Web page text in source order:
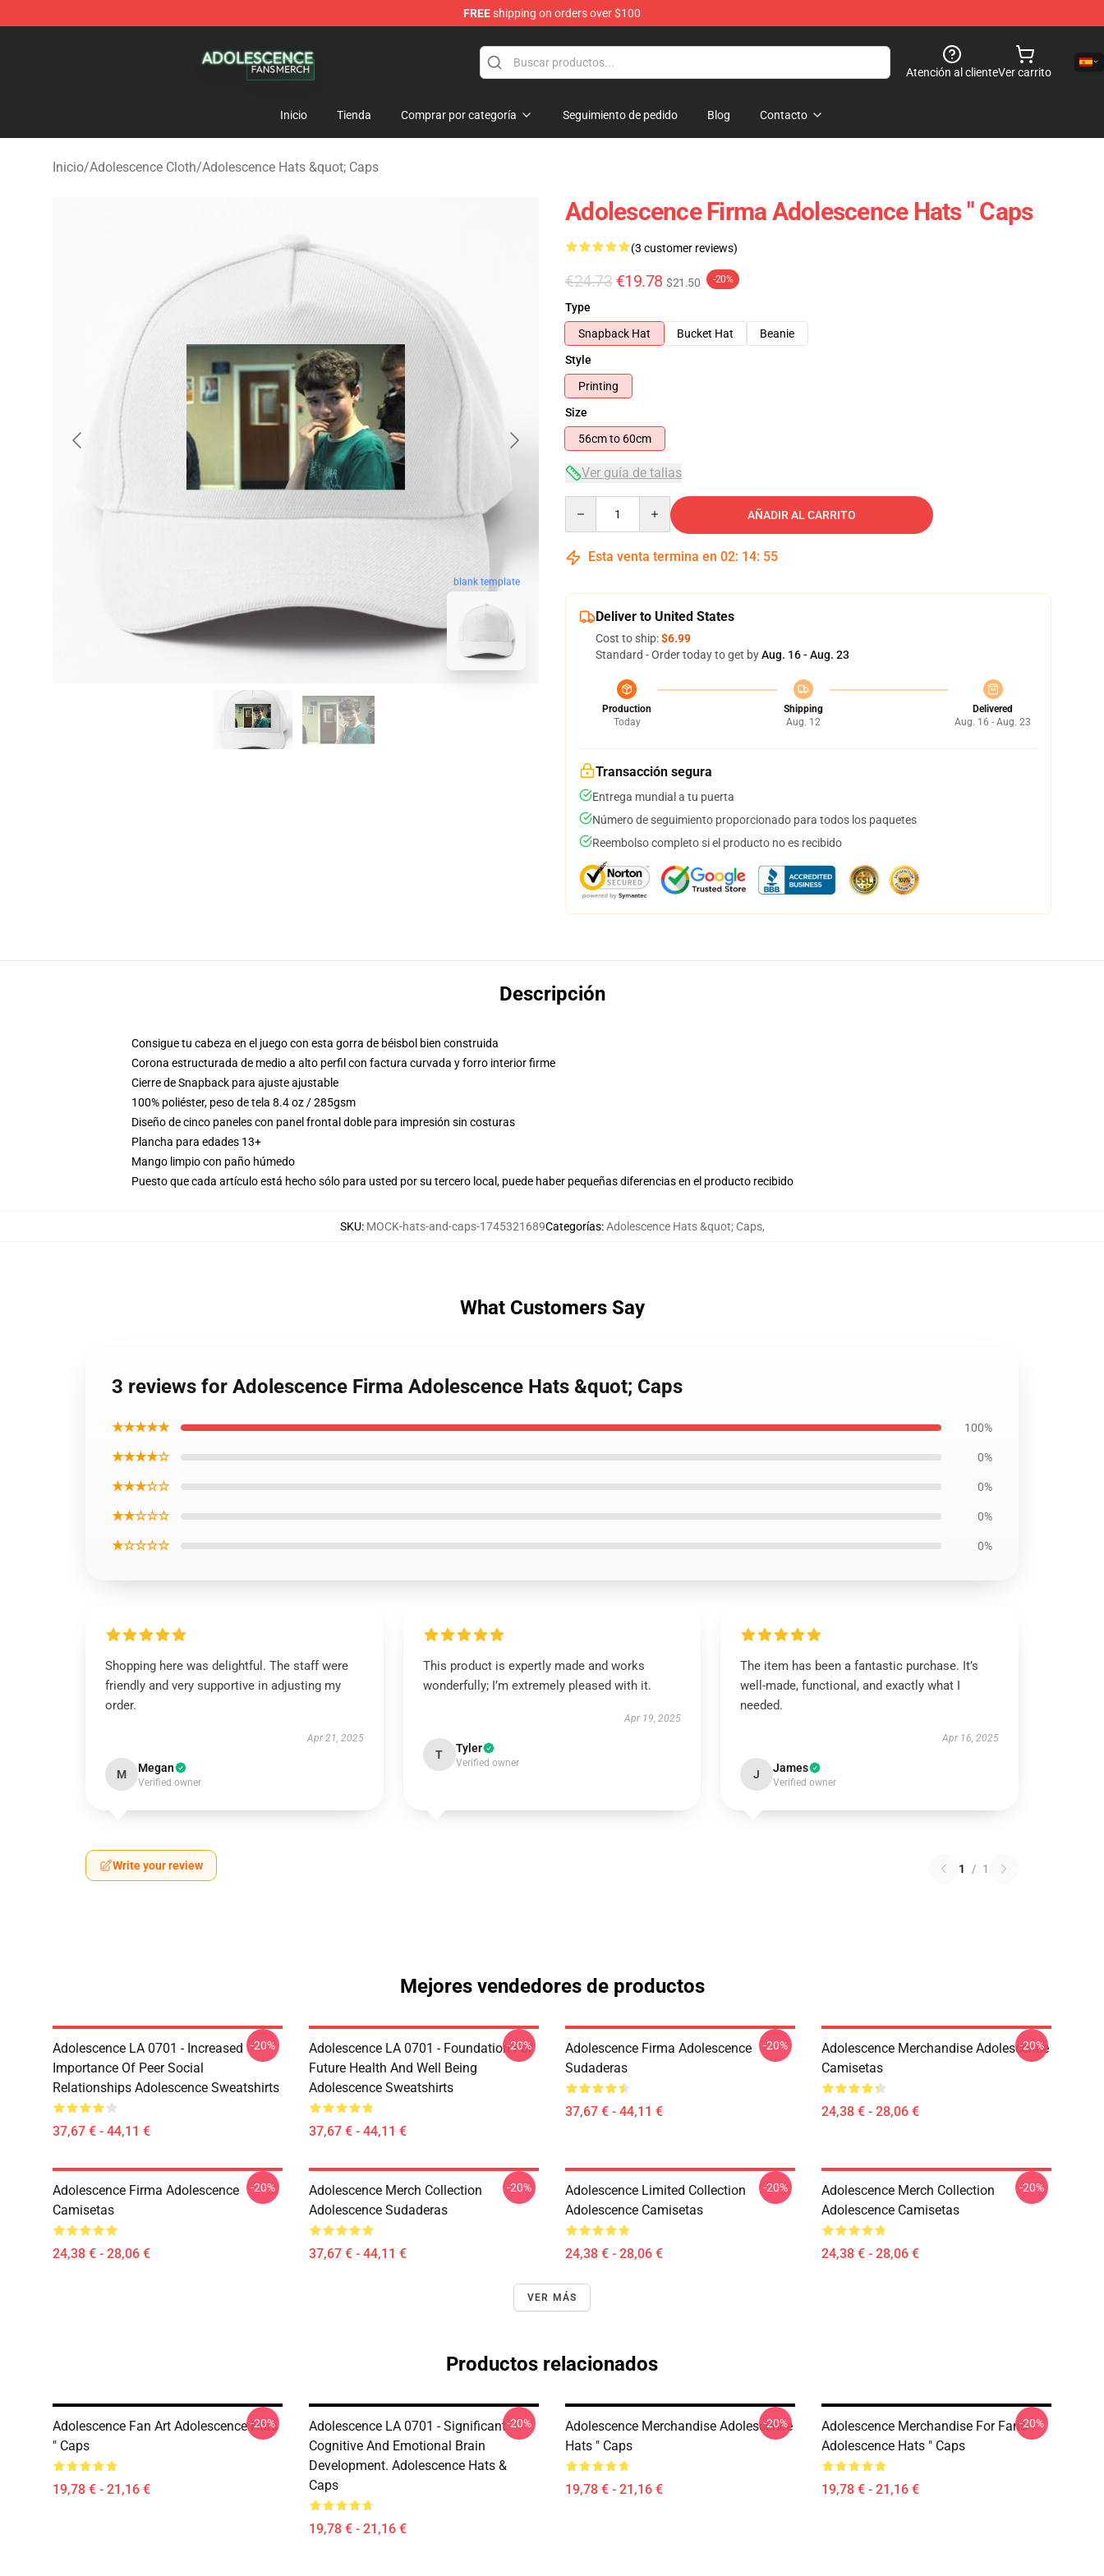
FREEshipping on orders over $100
Atención al clienteVer carrito
Inicio Tienda Comprar por categoría Seguimiento de pedido Blog Contacto
Inicio/Adolescence Cloth/Adolescence Hats &quot; Caps
blank template
Adolescence Firma Adolescence Hats " Caps
(3 customer reviews)
€24.73 €19.78 $21.50 -20%
Type
Snapback Hat
Bucket Hat
Beanie
Style
Printing
Size
56cm to 60cm
Ver guía de tallas
AÑADIR AL CARRITO
Esta venta termina en 02: 14: 54
Deliver to United States
Cost to ship:$6.99
Standard - Order today to get byAug. 16 - Aug. 23
Production
Today
Shipping
Aug. 12
Delivered
Aug. 16 - Aug. 23
Transacción segura
Entrega mundial a tu puerta
Número de seguimiento proporcionado para todos los paquetes
Reembolso completo si el producto no es recibido
Descripción
Consigue tu cabeza en el juego con esta gorra de béisbol bien construida
Corona estructurada de medio a alto perfil con factura curvada y forro interior firme
Cierre de Snapback para ajuste ajustable
100% poliéster, peso de tela 8.4 oz / 285gsm
Diseño de cinco paneles con panel frontal doble para impresión sin costuras
Plancha para edades 13+
Mango limpio con paño húmedo
Puesto que cada artículo está hecho sólo para usted por su tercero local, puede haber pequeñas diferencias en el producto recibido
SKU: MOCK-hats-and-caps-1745321689Categorías:Adolescence Hats &quot; Caps,
What Customers Say
3 reviews for Adolescence Firma Adolescence Hats &quot; Caps
★★★★★ 100%
★★★★☆ 0%
★★★☆☆ 0%
★★☆☆☆ 0%
★☆☆☆☆ 0%
Shopping here was delightful. The staff were
friendly and very supportive in adjusting my
order.
Apr 21, 2025
M Megan
Verified owner
This product is expertly made and works
wonderfully; I’m extremely pleased with it.
Apr 19, 2025
T Tyler
Verified owner
The item has been a fantastic purchase. It’s
well-made, functional, and exactly what I
needed.
Apr 16, 2025
J James
Verified owner
Write your review 1 / 1
Mejores vendedores de productos
Adolescence LA 0701 - Increased
Importance Of Peer Social
Relationships Adolescence Sweatshirts
37,67 € - 44,11 €
-20%
Adolescence LA 0701 - Foundation For
Future Health And Well Being
Adolescence Sweatshirts
37,67 € - 44,11 €
-20%
Adolescence Firma Adolescence
Sudaderas
37,67 € - 44,11 €
-20%
Adolescence Merchandise Adolescence
Camisetas
24,38 € - 28,06 €
-20%
Adolescence Firma Adolescence
Camisetas
24,38 € - 28,06 €
-20%
Adolescence Merch Collection
Adolescence Sudaderas
37,67 € - 44,11 €
-20%
Adolescence Limited Collection
Adolescence Camisetas
24,38 € - 28,06 €
-20%
Adolescence Merch Collection
Adolescence Camisetas
24,38 € - 28,06 €
-20%
VER MÁS
Productos relacionados
Adolescence Fan Art Adolescence Hats
" Caps
19,78 € - 21,16 €
-20%
Adolescence LA 0701 - Significant
Cognitive And Emotional Brain
Development. Adolescence Hats &
Caps
19,78 € - 21,16 €
-20%
Adolescence Merchandise Adolescence
Hats " Caps
19,78 € - 21,16 €
-20%
Adolescence Merchandise For Fans
Adolescence Hats " Caps
19,78 € - 21,16 €
-20%